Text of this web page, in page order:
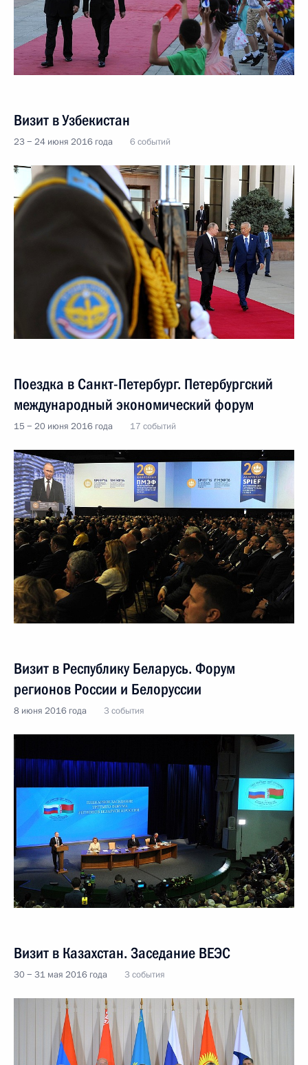
Визит в Узбекистан
23 − 24 июня 2016 года 6 событий
Поездка в Санкт-Петербург. Петербургский
международный экономический форум
15 − 20 июня 2016 года 17 событий
Визит в Республику Беларусь. Форум
регионов России и Белоруссии
8 июня 2016 года 3 события
Визит в Казахстан. Заседание ВЕЭС
30 − 31 мая 2016 года 3 события